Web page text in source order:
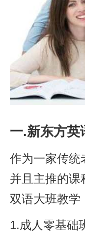
一.新东方英
作为一家传统
并且主推的课
双语大班教学
1.成人零基础